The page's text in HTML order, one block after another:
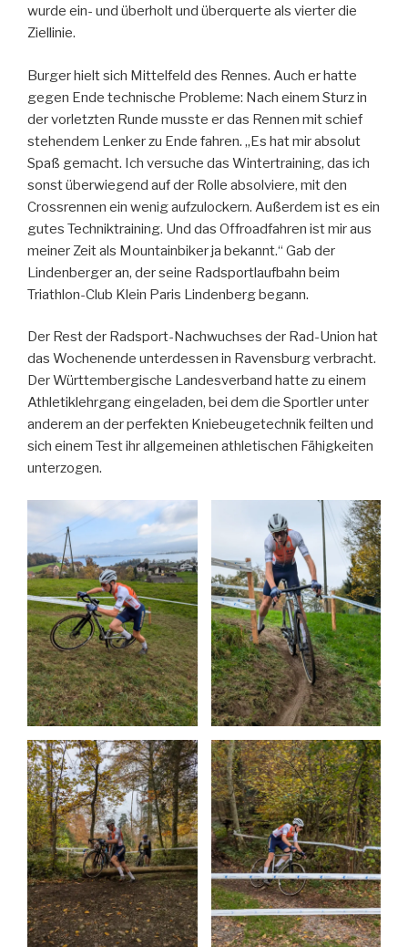
wurde ein- und überholt und überquerte als vierter die
Ziellinie.
Burger hielt sich Mittelfeld des Rennes. Auch er hatte
gegen Ende technische Probleme: Nach einem Sturz in
der vorletzten Runde musste er das Rennen mit schief
stehendem Lenker zu Ende fahren. „Es hat mir absolut
Spaß gemacht. Ich versuche das Wintertraining, das ich
sonst überwiegend auf der Rolle absolviere, mit den
Crossrennen ein wenig aufzulockern. Außerdem ist es ein
gutes Techniktraining. Und das Offroadfahren ist mir aus
meiner Zeit als Mountainbiker ja bekannt.“ Gab der
Lindenberger an, der seine Radsportlaufbahn beim
Triathlon-Club Klein Paris Lindenberg begann.
Der Rest der Radsport-Nachwuchses der Rad-Union hat
das Wochenende unterdessen in Ravensburg verbracht.
Der Württembergische Landesverband hatte zu einem
Athletiklehrgang eingeladen, bei dem die Sportler unter
anderem an der perfekten Kniebeugetechnik feilten und
sich einem Test ihr allgemeinen athletischen Fähigkeiten
unterzogen.